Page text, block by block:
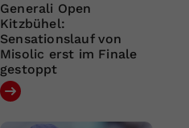
Generali Open
Kitzbühel:
Sensationslauf von
Misolic erst im Finale
gestoppt